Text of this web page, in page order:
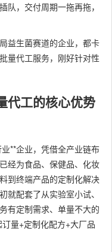
队，交付周期一拖再拖，
益生菌赛道的企业，都卡
量代工服务，刚好针对性
代工的核心优势
**企业，凭借全产业链布
经为食品、保健品、化妆
到终端产品的定制化解决
就配套了从实验室小试、
有定制需求、单量不大的
量+定制化配方+大厂品